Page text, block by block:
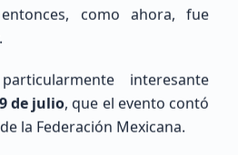
De La Torre
Indicativo
(SWL / Aspirante)
México, Naucalpan de Juárez
como ahora, fue
.
interesante
de julio, que el evento contó
la Federación Mexicana.